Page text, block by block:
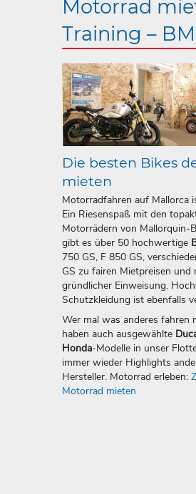
Motorrad
Training –
Die besten Bikes
mieten
Motorradfahren auf Mallorca
Ein Riesenspaß mit den
Motorrädern von Mallorquin-
gibt es über 50 hochwertige
750 GS, F 850 GS,
GS zu fairen Mietpreisen und
gründlicher Einweisung.
Schutzkleidung ist ebenfalls
Wer mal was anderes fahren
haben auch ausgewählte
Honda-Modelle in unser
immer wieder Highlights
Hersteller. Motorrad erleben:
Motorrad mieten